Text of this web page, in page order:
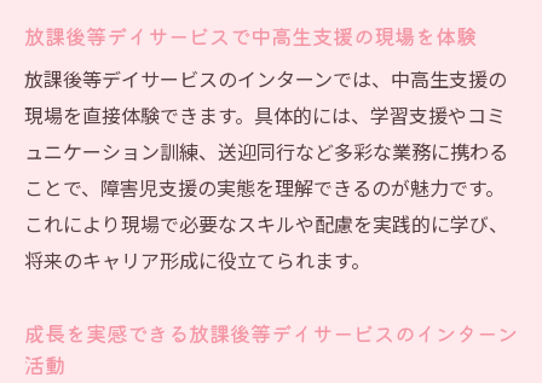
放課後等デイサービスで中高生支援の現場を体験
放課後等デイサービスのインターンでは、中高生支援の
現場を直接体験できます。具体的には、学習支援やコミ
ュニケーション訓練、送迎同行など多彩な業務に携わる
ことで、障害児支援の実態を理解できるのが魅力です。
これにより現場で必要なスキルや配慮を実践的に学び、
将来のキャリア形成に役立てられます。
成長を実感できる放課後等デイサービスのインターン
活動